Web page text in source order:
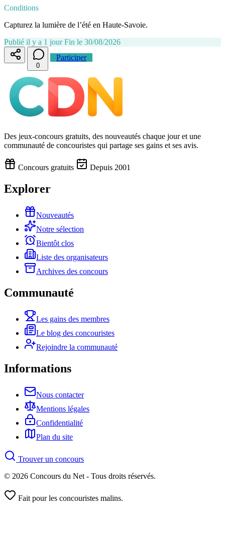
Conditions
Capturez la lumière de l’été en Haute-Savoie.
Publié il y a 1 jour Fin le 30/08/2026
0
Participer
Des jeux-concours gratuits, des nouveautés chaque jour et une
communauté de concouristes qui partage ses gains et ses avis.
Concours gratuits Depuis 2001
Explorer
Nouveautés
Notre sélection
Bientôt clos
Liste des organisateurs
Archives des concours
Communauté
Les gains des membres
Le blog des concouristes
Rejoindre la communauté
Informations
Nous contacter
Mentions légales
Confidentialité
Plan du site
Trouver un concours
© 2026 Concours du Net - Tous droits réservés.
Fait pour les concouristes malins.